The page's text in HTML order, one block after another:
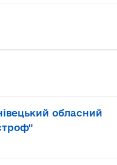
обласний